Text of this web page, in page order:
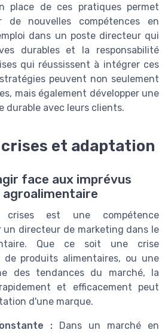
place de ces pratiques permet
de nouvelles compétences en
dans un poste directeur qui
durables et la responsabilité
qui réussissent à intégrer ces
peuvent non seulement
mais également développer une
durable avec leurs clients.
crises et adaptation
face aux imprévus
est une compétence
un directeur de marketing dans le
Que ce soit une crise
de produits alimentaires, ou une
des tendances du marché, la
et efficacement peut
d'une marque.
: Dans un marché en